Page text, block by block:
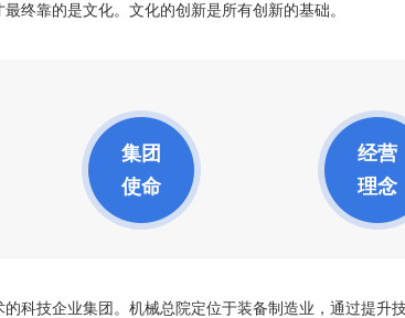
终靠的是文化。文化的创新是所有创新的基础。
集团
使命
经营
理念
科技企业集团。机械总院定位于装备制造业，通过提升